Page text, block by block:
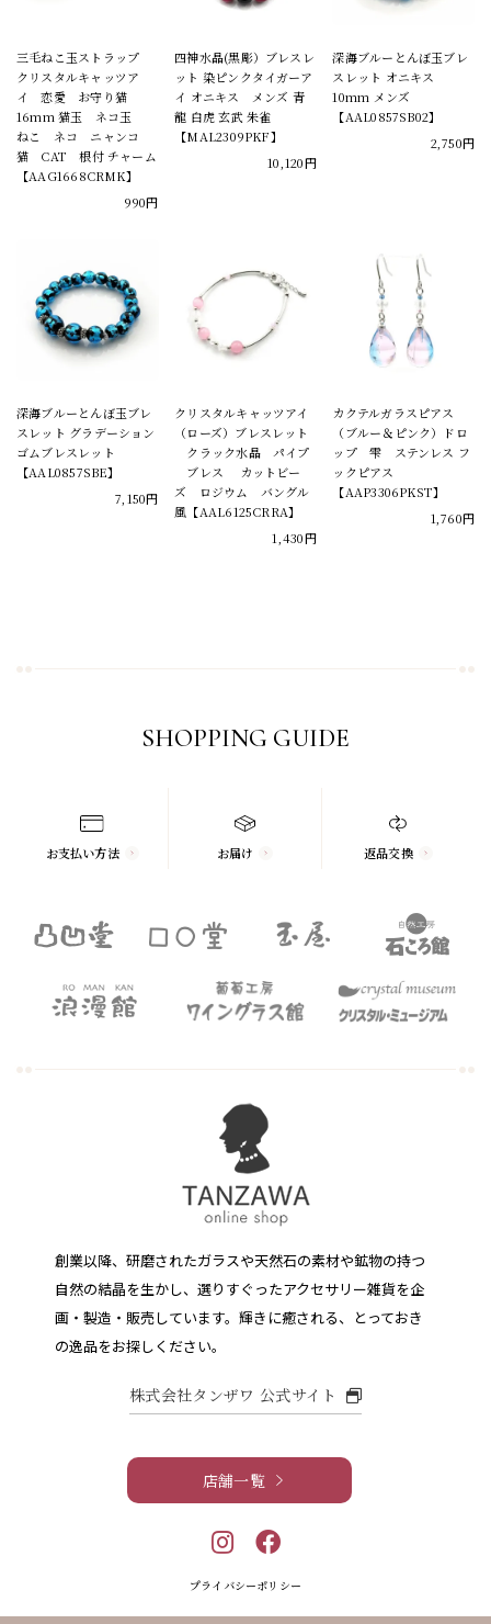
三毛ねこ玉ストラップ
クリスタルキャッツア
イ 恋愛 お守り猫
16mm 猫玉 ネコ玉
ねこ ネコ ニャンコ
猫 CAT 根付 チャーム
【AAG1668CRMK】
990円
四神水晶(黒彫）ブレスレ
ット 染ピンクタイガーア
イ オニキス メンズ 青
龍 白虎 玄武 朱雀
【MAL2309PKF】
10,120円
深海ブルーとんぼ玉ブレ
スレット オニキス
10mm メンズ
【AAL0857SB02】
2,750円
深海ブルーとんぼ玉ブレ
スレット グラデーション
ゴムブレスレット
【AAL0857SBE】
7,150円
クリスタルキャッツアイ
（ローズ）ブレスレット
クラック水晶 パイプ
ブレス カットビー
ズ ロジウム バングル
風【AAL6125CRRA】
1,430円
カクテルガラスピアス
（ブルー＆ピンク）ドロ
ップ 雫 ステンレス フ
ックピアス
【AAP3306PKST】
1,760円
SHOPPING GUIDE
お支払い方法 お届け 返品交換
創業以降、研磨されたガラスや天然石の素材や鉱物の持つ
自然の結晶を生かし、選りすぐったアクセサリー雑貨を企
画・製造・販売しています。 輝きに癒される、とっておき
の逸品をお探しください。
株式会社タンザワ 公式サイト
店舗一覧
プライバシーポリシー